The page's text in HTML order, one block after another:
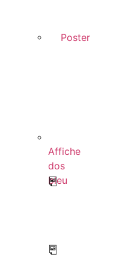
Poster
Affiche
dos
bleu